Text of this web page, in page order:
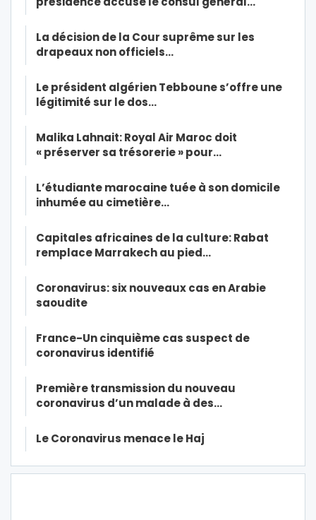
La décision de la Cour suprême sur les
drapeaux non officiels…
Le président algérien Tebboune s’offre une
légitimité sur le dos…
Malika Lahnait: Royal Air Maroc doit
« préserver sa trésorerie » pour…
L’étudiante marocaine tuée à son domicile
inhumée au cimetière…
Capitales africaines de la culture: Rabat
remplace Marrakech au pied…
Coronavirus: six nouveaux cas en Arabie
saoudite
France-Un cinquième cas suspect de
coronavirus identifié
Première transmission du nouveau
coronavirus d’un malade à des…
Le Coronavirus menace le Haj